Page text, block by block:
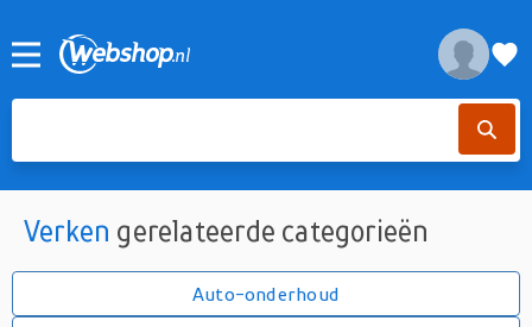
Verken gerelateerde categorieën
Auto-onderhoud